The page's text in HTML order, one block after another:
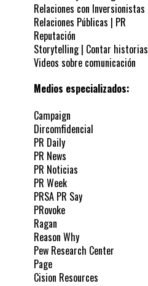
Relaciones con Inversionistas
Relaciones Públicas | PR
Reputación
Storytelling | Contar historias
Videos sobre comunicación
Medios especializados:
Campaign
Dircomfidencial
PR Daily
PR News
PR Noticias
PR Week
PRSA PR Say
PRovoke
Ragan
Reason Why
Pew Research Center
Page
Cision Resources